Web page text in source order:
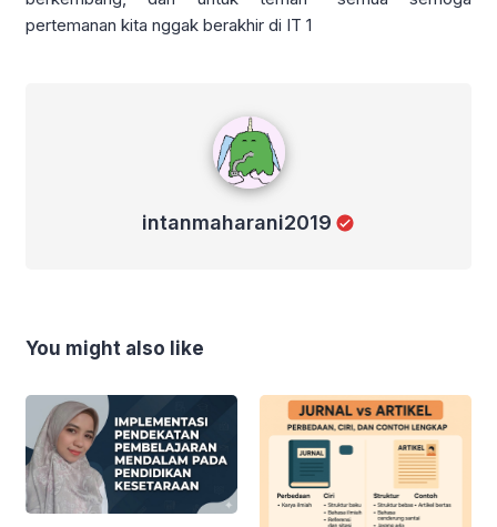
pertemanan kita nggak berakhir di IT 1
intanmaharani2019
You might also like